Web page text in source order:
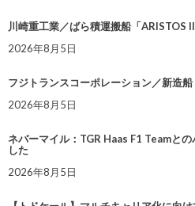
川崎重工業／ばら積運搬船「ARISTOS
2026年8月5日
フジトランスコーポレーション／新造
2026年8月5日
ネバーマイル：TGR Haas F1 Teamと
した
2026年8月5日